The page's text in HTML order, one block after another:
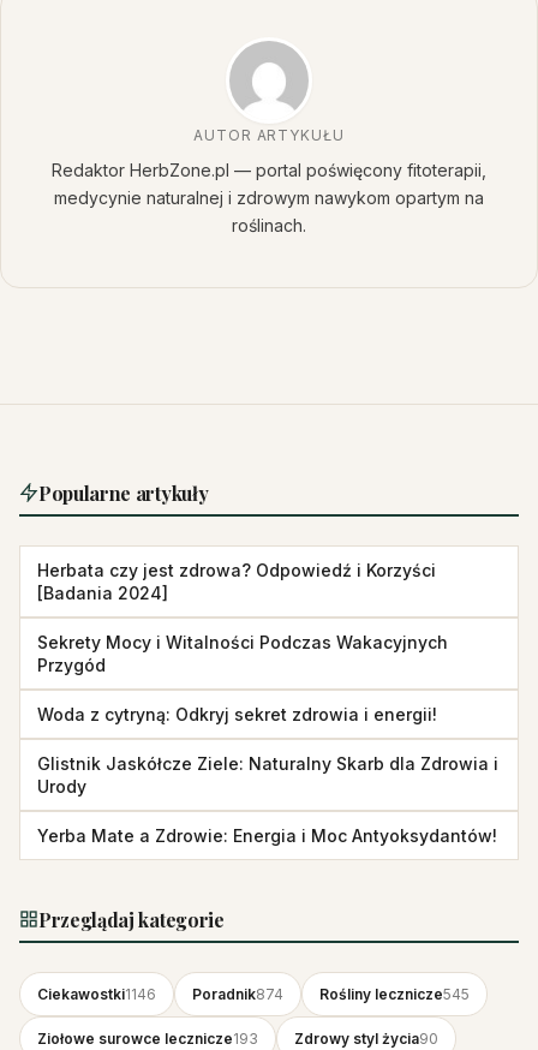
AUTOR ARTYKUŁU
Redaktor HerbZone.pl — portal poświęcony fitoterapii,
medycynie naturalnej i zdrowym nawykom opartym na
roślinach.
Popularne artykuły
Herbata czy jest zdrowa? Odpowiedź i Korzyści
[Badania 2024]
Sekrety Mocy i Witalności Podczas Wakacyjnych
Przygód
Woda z cytryną: Odkryj sekret zdrowia i energii!
Glistnik Jaskółcze Ziele: Naturalny Skarb dla Zdrowia i
Urody
Yerba Mate a Zdrowie: Energia i Moc Antyoksydantów!
Przeglądaj kategorie
Ciekawostki1146 Poradnik874 Rośliny lecznicze545
Ziołowe surowce lecznicze193 Zdrowy styl życia90